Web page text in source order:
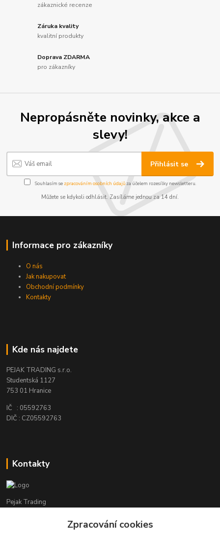
zákaznické recenze
Záruka kvality
kvalitní produkty
Doprava ZDARMA
pro zákazníky
Nepropásněte novinky, akce a
slevy!
Přihlásit se
Souhlasím se zpracováním osobních údajůza účelem rozesílky newsletteru.
Můžete se kdykoli odhlásit. Zasíláme jednou za 14 dní.
Informace pro zákazníky
O nás
Jak nakupovat
Obchodní podmínky
Kontakty
Kde nás najdete
PEJAK TRADING s.r.o.
Studentská 1127
753 01 Hranice
IČ : 05592763
DIČ : CZ05592763
Kontakty
Pejak Trading
+ 420 724 280 132Zpracování cookies